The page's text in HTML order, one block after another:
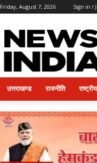
Friday, August 7, 2026 Sign in /
उत्तराखण्ड राजनीति